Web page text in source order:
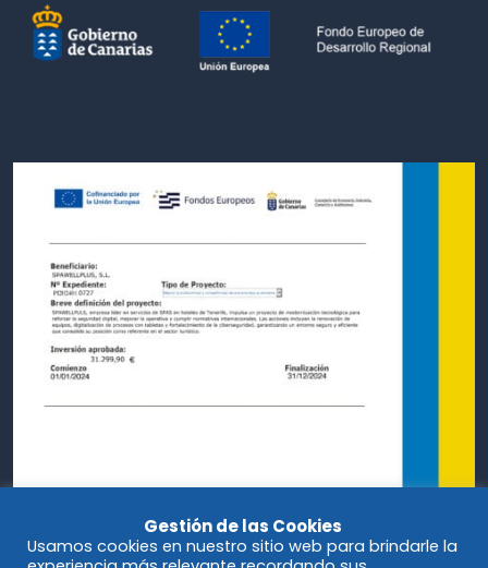
Gestión de las Cookies
Usamos cookies en nuestro sitio web para brindarle la